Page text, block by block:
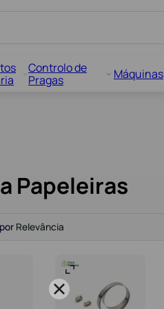
Controlo de
Pragas
Máquinas
Papeleiras
Relevância